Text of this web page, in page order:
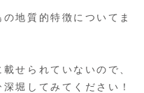
地質的特徴についてま
せられていないので、
堀してみてください！